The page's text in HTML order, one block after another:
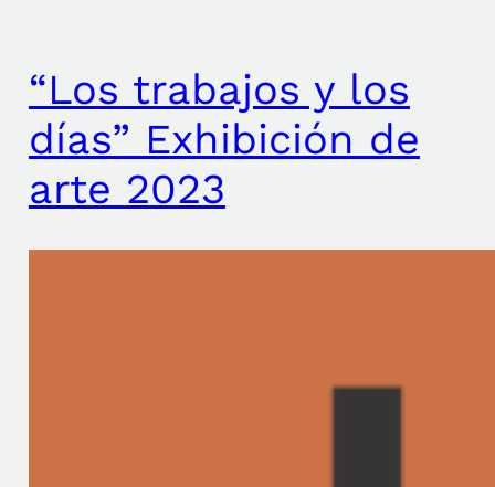
“Los trabajos y los
días” Exhibición de
arte 2023